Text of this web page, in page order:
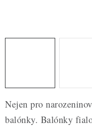
NOVÉ ZBOŽÍ
Nepřevzetí zásilky na
Hodnocení obchodu
Podmínky ochrany
Nejen pro
balónky. Balónky